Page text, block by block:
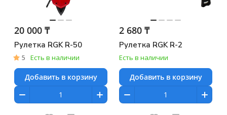
20 000 ₸
Рулетка RGK R-50
5 Есть в наличии
Добавить в корзину
2 680 ₸
Рулетка RGK R-2
Есть в наличии
Добавить в корзину